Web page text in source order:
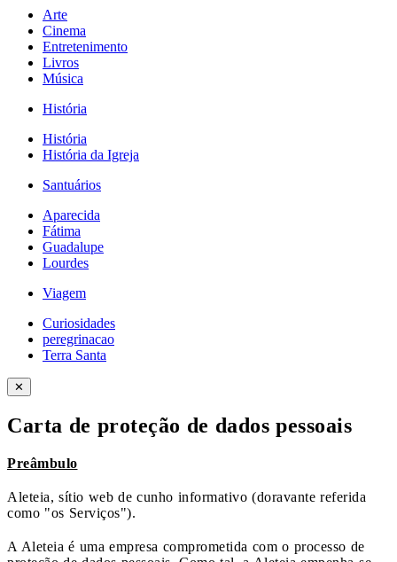
Arte
Cinema
Entretenimento
Livros
Música
História
História
História da Igreja
Santuários
Aparecida
Fátima
Guadalupe
Lourdes
Viagem
Curiosidades
peregrinacao
Terra Santa
✕
Carta de proteção de dados pessoais
Preâmbulo
Aleteia, sítio web de cunho informativo (doravante referida
como "os Serviços").
A Aleteia é uma empresa comprometida com o processo de